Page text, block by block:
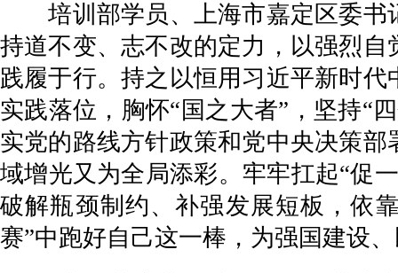
培训部学员、上海市嘉定区委书
持道不变、志不改的定力，以强烈
践履于行。持之以恒用习近平新时
实践落位，胸怀“国之大者”，坚持“
实党的路线方针政策和党中央决策
域增光又为全局添彩。牢牢扛起“促
破解瓶颈制约、补强发展短板，依
赛”中跑好自己这一棒，为强国建设